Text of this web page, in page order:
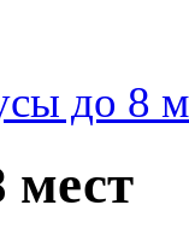
до 8
мест